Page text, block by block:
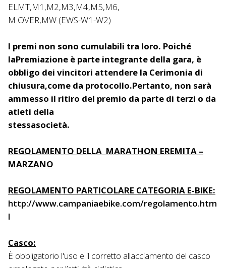
ELMT,M1,M2,M3,M4,M5,M6,
M OVER,MW (EWS-W1-W2)
I premi non sono cumulabili tra loro. Poiché
laPremiazione è parte integrante della gara, è
obbligo dei vincitori attendere la Cerimonia di
chiusura,come da protocollo.Pertanto, non sarà
ammesso il ritiro del premio da parte di terzi o da
atleti della
stessasocietà.
REGOLAMENTO DELLA MARATHON EREMITA –
MARZANO
REGOLAMENTO PARTICOLARE CATEGORIA E-BIKE:
http://www.campaniaebike.com/regolamento.htm
l
Casco:
È obbligatorio l'uso e il corretto allacciamento del casco